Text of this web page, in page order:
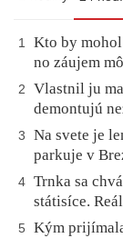
1
Kto by
no záujem
2
Vlastnil ju
demontujú
3
Na svete je
parkuje v
4 Trnka sa
státisíce.
5
Kým